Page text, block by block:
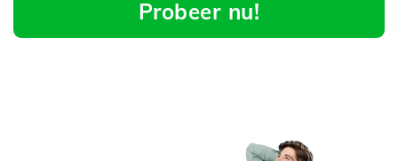
Probeer nu!